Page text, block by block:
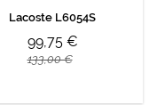
Lacoste L6054S
99,75 €
133,00 €